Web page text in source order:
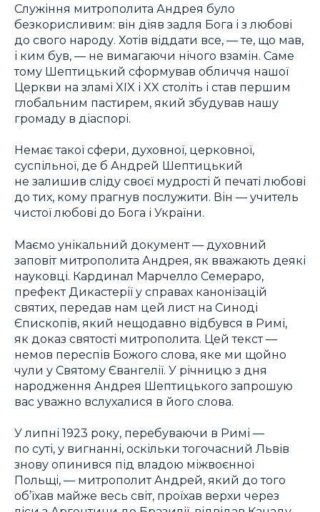
Служіння митрополита Андрея було
безкорисливим: він діяв задля Бога і з любові
до свого народу. Хотів віддати все, — те, що мав,
і ким був, — не вимагаючи нічого взамін. Саме
тому Шептицький сформував обличчя нашої
Церкви на зламі XIX і XX століть і став першим
глобальним пастирем, який збудував нашу
громаду в діаспорі.
Немає такої сфери, духовної, церковної,
суспільної, де б Андрей Шептицький
не залишив сліду своєї мудрості й печаті любові
до тих, кому прагнув послужити. Він — учитель
чистої любові до Бога і України.
Маємо унікальний документ — духовний
заповіт митрополита Андрея, як вважають деякі
науковці. Кардинал Марчелло Семераро,
префект Дикастерії у справах канонізацій
святих, передав нам цей лист на Синоді
Єпископів, який нещодавно відбувся в Римі,
як доказ святості митрополита. Цей текст —
немов переспів Божого слова, яке ми щойно
чули у Святому Євангелії. У річницю з дня
народження Андрея Шептицького запрошую
вас уважно вслухалися в його слова.
У липні 1923 року, перебуваючи в Римі —
по суті, у вигнанні, оскільки тогочасний Львів
знову опинився під владою міжвоєнної
Польщі, — митрополит Андрей, який до того
об’їхав майже весь світ, проїхав верхи через